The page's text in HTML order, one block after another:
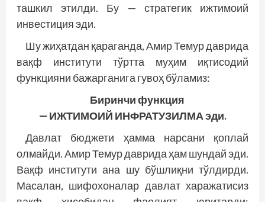
ташкил этилди. Бу — стратегик ижтимоий
инвестиция эди.
Шу жиҳатдан қараганда, Амир Темур даврида
вақф институти тўртта муҳим иқтисодий
функцияни бажарганига гувоҳ бўламиз:
Биринчи функция
— ИЖТИМОИЙ ИНФРАТУЗИЛМА эди.
Давлат бюджети ҳамма нарсани қоплай
олмайди. Амир Темур даврида ҳам шундай эди.
Вақф институти ана шу бўшлиқни тўлдирди.
Масалан, шифохоналар давлат харажатисиз